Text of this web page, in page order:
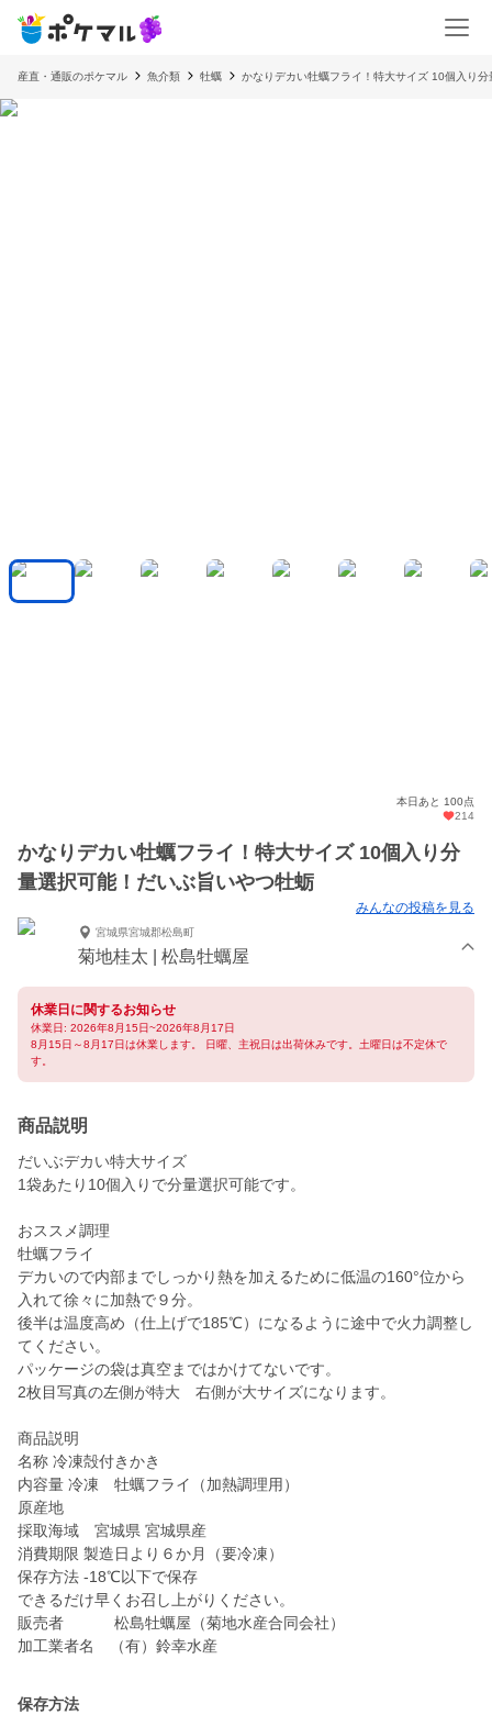
産直・通販のポケマル 魚介類 牡蠣 かなりデカい牡蠣フライ！特大サイズ 10個入り
本日あと 100点
214
かなりデカい牡蠣フライ！特大サイズ 10個入り分
量選択可能！だいぶ旨いやつ牡蛎
みんなの投稿を見る
宮城県宮城郡松島町
菊地桂太 | 松島牡蠣屋
休業日に関するお知らせ
休業日: 2026年8月15日~2026年8月17日
8月15日～8月17日は休業します。 日曜、主祝日は出荷休みです。土曜日は不定休で
す。
商品説明
だいぶデカい特大サイズ
1袋あたり10個入りで分量選択可能です。
おススメ調理
牡蠣フライ
デカいので内部までしっかり熱を加えるために低温の160°位から
入れて徐々に加熱で９分。
後半は温度高め（仕上げで185℃）になるように途中で火力調整し
てください。
パッケージの袋は真空まではかけてないです。
2枚目写真の左側が特大 右側が大サイズになります。
商品説明
名称 冷凍殻付きかき
内容量 冷凍 牡蠣フライ（加熱調理用）
原産地
採取海域 宮城県 宮城県産
消費期限 製造日より６か月（要冷凍）
保存方法 -18℃以下で保存
できるだけ早くお召し上がりください。
販売者 松島牡蠣屋（菊地水産合同会社）
加工業者名 （有）鈴幸水産
保存方法